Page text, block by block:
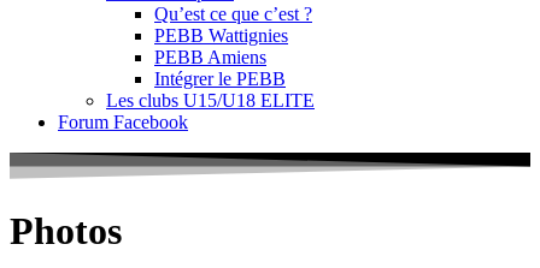
Qu’est ce que c’est ?
PEBB Wattignies
PEBB Amiens
Intégrer le PEBB
Les clubs U15/U18 ELITE
Forum Facebook
Photos